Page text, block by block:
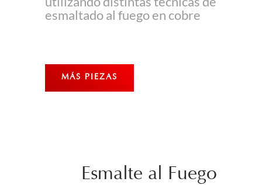
esmaltado al fuego en cobre
MÁS PIEZAS
Esmalte al Fuego